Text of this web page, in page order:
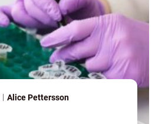
Alice Pettersson